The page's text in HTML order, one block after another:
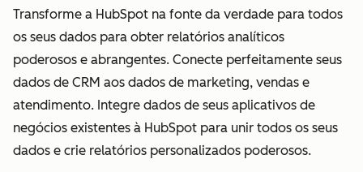
Transforme a HubSpot na fonte da verdade para todos
os seus dados para obter relatórios analíticos
poderosos e abrangentes. Conecte perfeitamente seus
dados de CRM aos dados de marketing, vendas e
atendimento. Integre dados de seus aplicativos de
negócios existentes à HubSpot para unir todos os seus
dados e crie relatórios personalizados poderosos.